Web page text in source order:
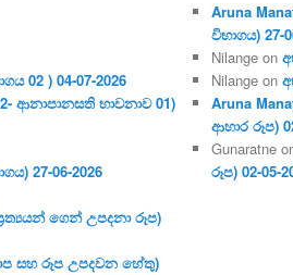
02 ) 04-07-2026
ආනාපානසති භාවනාව 01)
27-06-2026
ගෙන් උපදනා රූප)
සහ රූප උපදවන හේතු)
Aruna
විභාගය) 27-
Nilange on
Nilange on
Aruna
ආහාර රූප)
Gunaratne
රූප) 02-05-